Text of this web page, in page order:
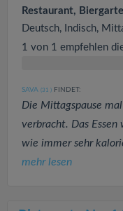
Restaurant,
Deutsch, Indisch,
1 von 1 empfehlen
SAVA (31 ) FINDET:
Die Mittagspause
verbracht. Das
wie immer sehr
mehr lesen